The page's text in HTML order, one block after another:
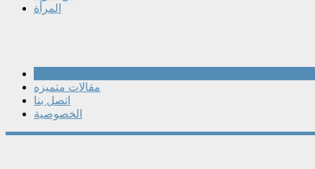
المرأة
مقالات متميزه
اتصل بنا
الخصوصية